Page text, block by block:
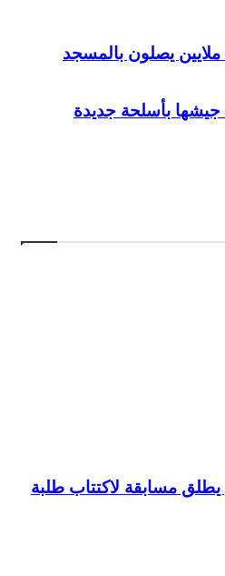
رقم قياسي.. أزيد من 4 ملايين يصلون بالمسجد
جيشها بأسلحة جديدة
مسابقة لاكتتاب طلبة